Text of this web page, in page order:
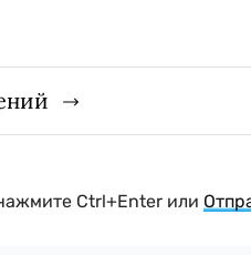
Ctrl+Enter или